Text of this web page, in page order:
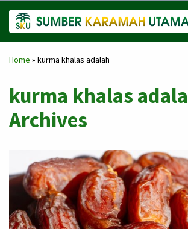
Home » kurma khalas adalah
kurma khalas
Archives